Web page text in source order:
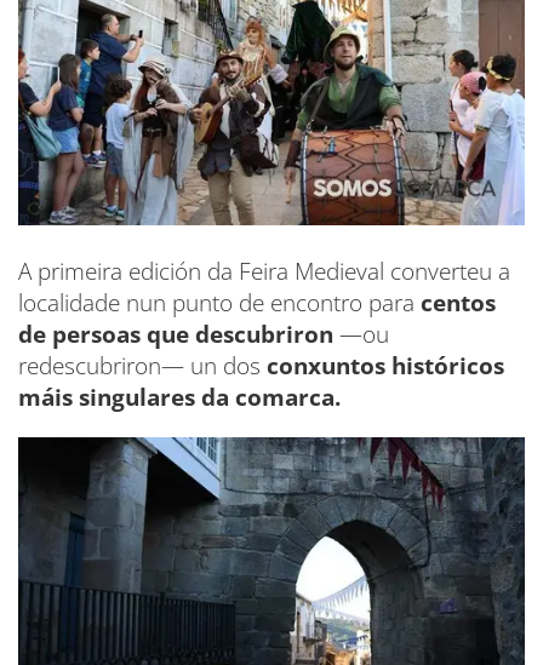
A primeira edición da Feira Medieval converteu a
localidade nun punto de encontro para centos
de persoas que descubriron —ou
redescubriron— un dos conxuntos históricos
máis singulares da comarca.